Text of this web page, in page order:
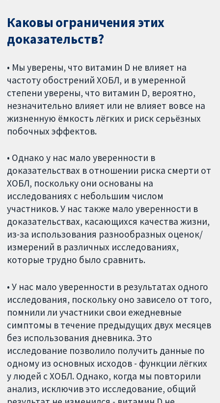
Каковы ограничения этих
доказательств?
• Мы уверены, что витамин D не влияет на
частоту обострений ХОБЛ, и в умеренной
степени уверены, что витамин D, вероятно,
незначительно влияет или не влияет вовсе на
жизненную ёмкость лёгких и риск серьёзных
побочных эффектов.
• Однако у нас мало уверенности в
доказательствах в отношении риска смерти от
ХОБЛ, поскольку они основаны на
исследованиях с небольшим числом
участников. У нас также мало уверенности в
доказательствах, касающихся качества жизни,
из-за использования разнообразных оценок/
измерений в различных исследованиях,
которые трудно было сравнить.
• У нас мало уверенности в результатах одного
исследования, поскольку оно зависело от того,
помнили ли участники свои ежедневные
симптомы в течение предыдущих двух месяцев
без использования дневника. Это
исследование позволило получить данные по
одному из основных исходов - функции лёгких
у людей с ХОБЛ. Однако, когда мы повторили
анализ, исключив это исследование, общий